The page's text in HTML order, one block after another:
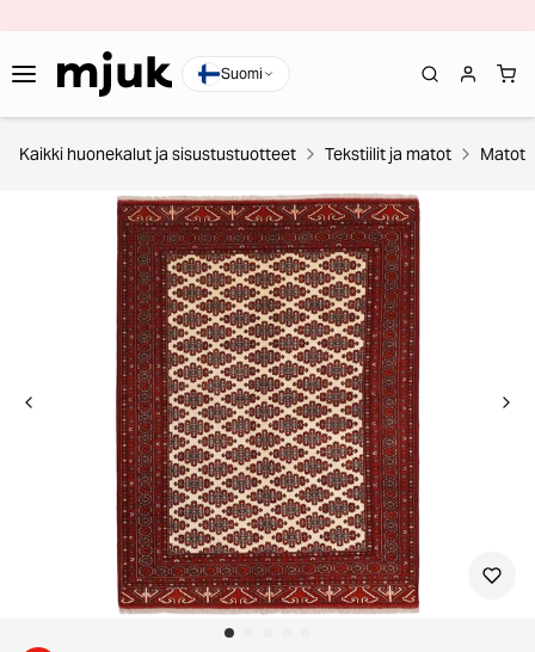
Suomi
Kaikki huonekalut ja sisustustuotteet Tekstiilit ja matot Matot